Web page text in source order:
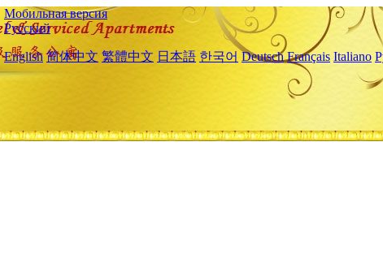
Мобильная версия
Русский
English 简体中文 繁體中文 日本語 한국어 Deutsch Français Italiano